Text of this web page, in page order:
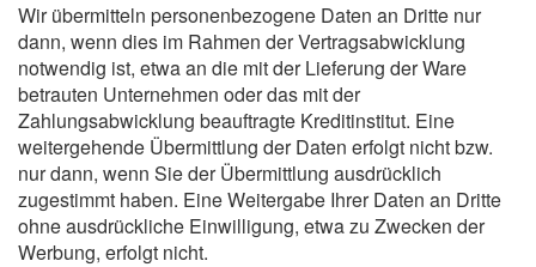
Wir übermitteln personenbezogene Daten an Dritte nur
dann, wenn dies im Rahmen der Vertragsabwicklung
notwendig ist, etwa an die mit der Lieferung der Ware
betrauten Unternehmen oder das mit der
Zahlungsabwicklung beauftragte Kreditinstitut. Eine
weitergehende Übermittlung der Daten erfolgt nicht bzw.
nur dann, wenn Sie der Übermittlung ausdrücklich
zugestimmt haben. Eine Weitergabe Ihrer Daten an Dritte
ohne ausdrückliche Einwilligung, etwa zu Zwecken der
Werbung, erfolgt nicht.